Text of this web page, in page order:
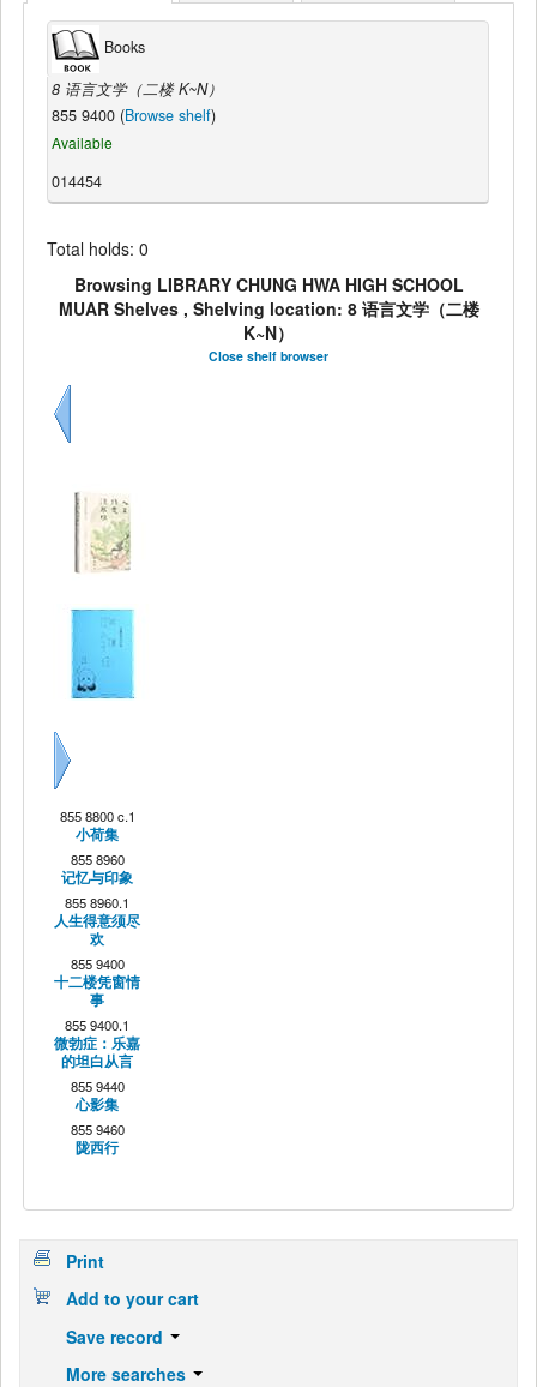
Books
8 语言文学（二楼 K~N）
855 9400 (Browse shelf)
Available
014454
Total holds: 0
Browsing LIBRARY CHUNG HWA HIGH SCHOOL
MUAR Shelves , Shelving location: 8 语言文学（二楼
K~N）
Close shelf browser
855 8800 c.1
小荷集
855 8960
记忆与印象
855 8960.1
人生得意须尽
欢
855 9400
十二楼凭窗情
事
855 9400.1
微勃症：乐嘉
的坦白从言
855 9440
心影集
855 9460
陇西行
Print
Add to your cart
Save record
More searches